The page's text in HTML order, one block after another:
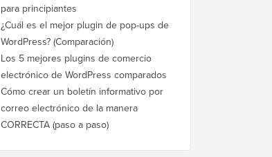
para principiantes
¿Cuál es el mejor plugin de pop-ups de
WordPress? (Comparación)
Los 5 mejores plugins de comercio
electrónico de WordPress comparados
Cómo crear un boletín informativo por
correo electrónico de la manera
CORRECTA (paso a paso)